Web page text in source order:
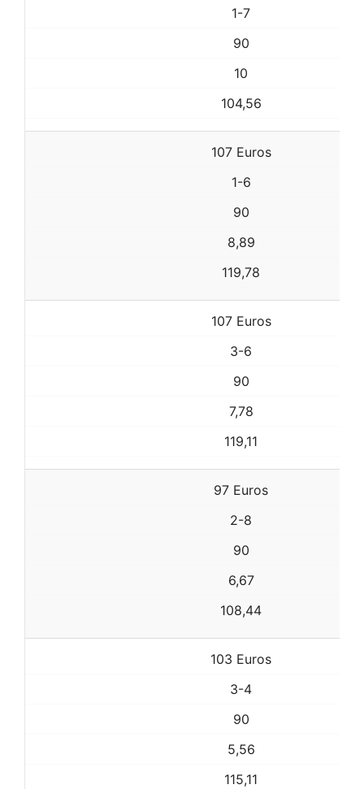
1-7
90
10
104,56
107 Euros
1-6
90
8,89
119,78
107 Euros
3-6
90
7,78
119,11
97 Euros
2-8
90
6,67
108,44
103 Euros
3-4
90
5,56
115,11